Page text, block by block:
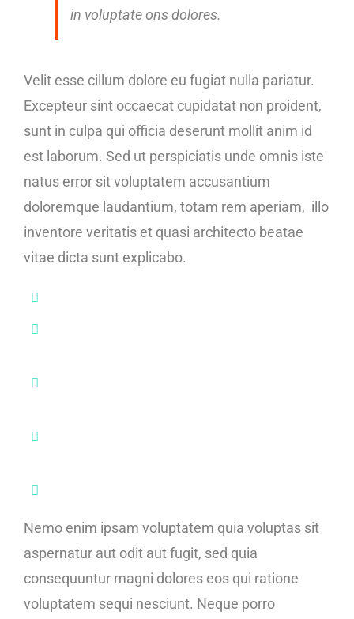
in voluptate ons dolores.
Velit esse cillum dolore eu fugiat nulla pariatur.
Excepteur sint occaecat cupidatat non proident,
sunt in culpa qui officia deserunt mollit anim id
est laborum. Sed ut perspiciatis unde omnis iste
natus error sit voluptatem accusantium
doloremque laudantium, totam rem aperiam, illo
inventore veritatis et quasi architecto beatae
vitae dicta sunt explicabo.
Nemo enim ipsam voluptatem quia voluptas sit
aspernatur aut odit aut fugit, sed quia
consequuntur magni dolores eos qui ratione
voluptatem sequi nesciunt. Neque porro